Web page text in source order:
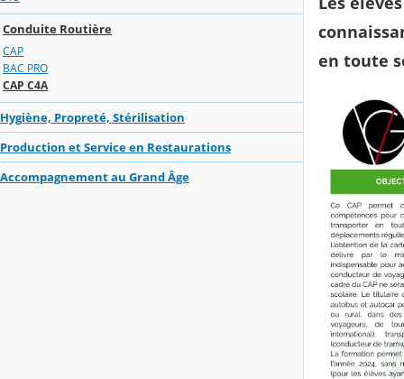
Conduite Routière
CAP
BAC PRO
CAP C4A
Hygiène, Propreté, Stérilisation
Production et Service en Restaurations
Accompagnement au Grand Âge
en toute